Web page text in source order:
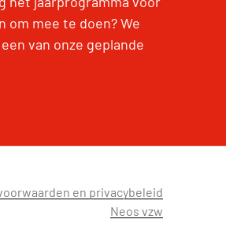
om mee te doen? We
van onze geplande
en privacybeleid
Neos vzw